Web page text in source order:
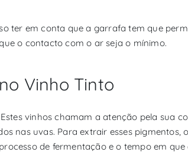
ter em conta que a garrafa tem que
o contacto com o ar seja o mínimo.
Vinho Tinto
vinhos chamam a atenção pela sua
nas uvas. Para extrair esses pigmentos,
de fermentação e o tempo em